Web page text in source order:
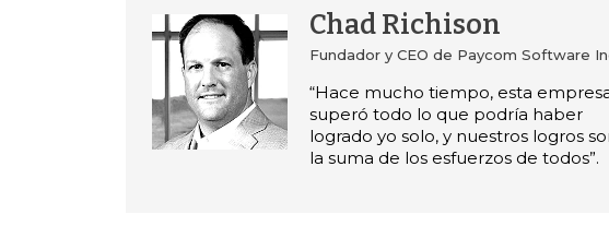
Chad Richison
Fundador y CEO de Paycom Software
“Hace mucho tiempo, esta
superó todo lo que podría haber
logrado yo solo, y nuestros logros
la suma de los esfuerzos de todos”.